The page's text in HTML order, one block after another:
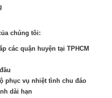
chúng tôi:
các quận huyện tại TPHCM
phục vụ nhiệt tình chu đáo
dài hạn